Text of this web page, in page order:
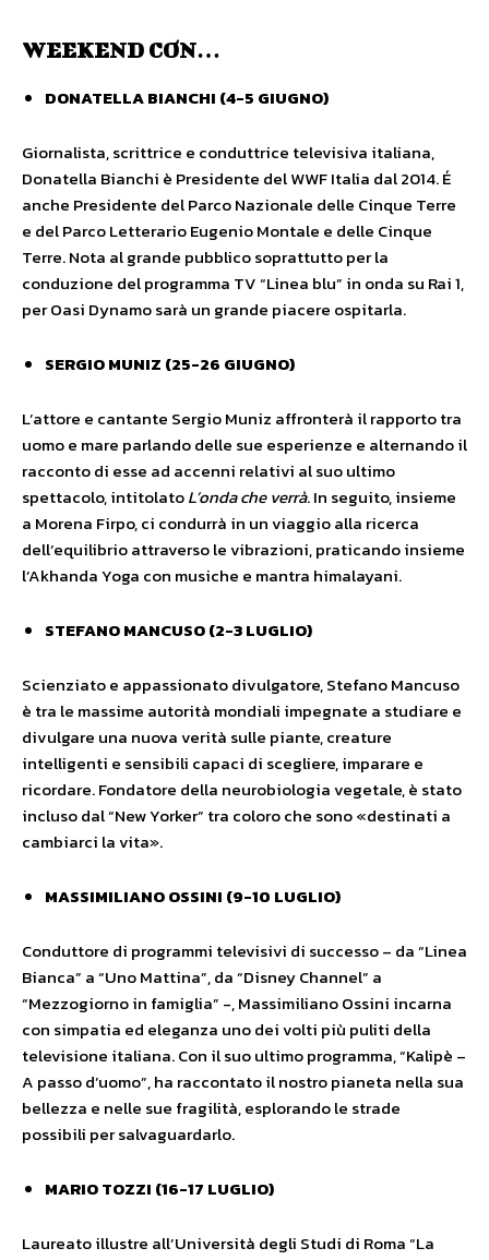
WEEKEND CON…
DONATELLA BIANCHI (4-5 GIUGNO)
Giornalista, scrittrice e conduttrice televisiva italiana,
Donatella Bianchi è Presidente del WWF Italia dal 2014. É
anche Presidente del Parco Nazionale delle Cinque Terre
e del Parco Letterario Eugenio Montale e delle Cinque
Terre. Nota al grande pubblico soprattutto per la
conduzione del programma TV “Linea blu” in onda su Rai 1,
per Oasi Dynamo sarà un grande piacere ospitarla.
SERGIO MUNIZ (25-26 GIUGNO)
L’attore e cantante Sergio Muniz affronterà il rapporto tra
uomo e mare parlando delle sue esperienze e alternando il
racconto di esse ad accenni relativi al suo ultimo
spettacolo, intitolatoL’onda che verrà. In seguito, insieme
a Morena Firpo, ci condurrà in un viaggio alla ricerca
dell’equilibrio attraverso le vibrazioni, praticando insieme
l’Akhanda Yoga con musiche e mantra himalayani.
STEFANO MANCUSO (2-3 LUGLIO)
Scienziato e appassionato divulgatore, Stefano Mancuso
è tra le massime autorità mondiali impegnate a studiare e
divulgare una nuova verità sulle piante, creature
intelligenti e sensibili capaci di scegliere, imparare e
ricordare. Fondatore della neurobiologia vegetale, è stato
incluso dal “New Yorker” tra coloro che sono «destinati a
cambiarci la vita».
MASSIMILIANO OSSINI (9-10 LUGLIO)
Conduttore di programmi televisivi di successo – da “Linea
Bianca” a “Uno Mattina”, da “Disney Channel” a
“Mezzogiorno in famiglia” -, Massimiliano Ossini incarna
con simpatia ed eleganza uno dei volti più puliti della
televisione italiana. Con il suo ultimo programma, “Kalipè –
A passo d’uomo”, ha raccontato il nostro pianeta nella sua
bellezza e nelle sue fragilità, esplorando le strade
possibili per salvaguardarlo.
MARIO TOZZI (16-17 LUGLIO)
Laureato illustre all’Università degli Studi di Roma “La